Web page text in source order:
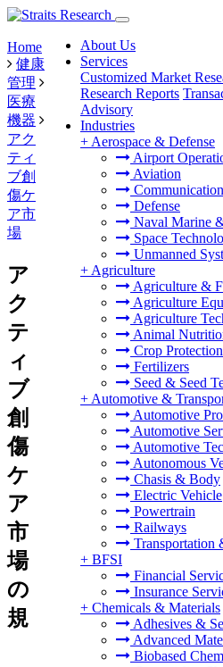
About Us
Services
Customized Market
Research Reports
Advisory
Industries
+ Aerospace & Defense
Airport
Aviation
Defense
Naval Marine
Space
Unmanned
+ Agriculture
Agriculture &
Agriculture
Agriculture
Animal
Crop Protection
Fertilizers
Seed & Seed
+ Automotive &
Automotive
Automotive
Automotive
Autonomous
Chasis & Body
Electric Vehicle
Powertrain
Railways
Transportation
+ BFSI
Financial
Insurance
+ Chemicals & Materials
Adhesives &
Advanced
Biobased
Home
健康
管理
医療
機器
アク
ティ
ブ創
傷ケ
ア市
場
ア
ク
テ
ィ
ブ
創
傷
ケ
ア
市
場
の
規